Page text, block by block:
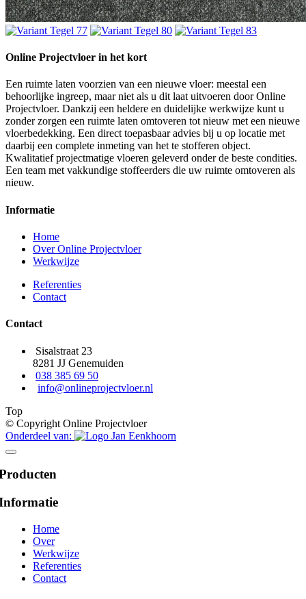
Online Projectvloer in het kort
Een ruimte laten voorzien van een nieuwe vloer: meestal een
behoorlijke ingreep, maar niet als u dit laat uitvoeren door Online
Projectvloer. Dankzij een heldere en duidelijke werkwijze kunt u
zonder zorgen een ruimte laten omtoveren tot nieuw met een nieuwe
vloerbedekking. Een direct toepasbaar advies bij u op locatie met
daarbij een complete inmeting van het te stofferen object.
Kwalitatief projectmatige vloeren geleverd onder de beste condities.
Een team met vakkundige stoffeerders die uw ruimte omtoveren als
nieuw.
Informatie
Home
Over Online Projectvloer
Werkwijze
Referenties
Contact
Contact
Sisalstraat 23
8281 JJ Genemuiden
038 385 69 50
info@onlineprojectvloer.nl
Top
© Copyright Online Projectvloer
Onderdeel van:
Home
Over
Werkwijze
Referenties
Contact